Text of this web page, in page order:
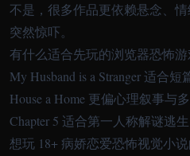
不是，很多作品更依赖悬念、
突然惊吓。
有什么适合先玩的浏览器恐怖游
My Husband is a Stranger 适合
House a Home 更偏心理叙事与
Chapter 5 适合第一人称解谜逃
想玩 18+ 病娇恋爱恐怖视觉小说